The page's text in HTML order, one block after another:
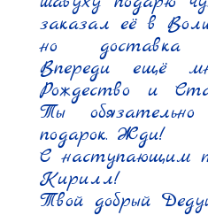
заказал её в
но доставка
Впереди ещё
Рождество и
Ты
подарок. Жди!
С наступающим
Кирилл!
Твой добрый